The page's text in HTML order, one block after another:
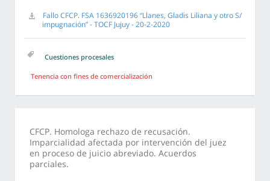
Fallo CFCP. FSA 1636920196 “Llanes, Gladis Liliana y otro S/
impugnación” - TOCF Jujuy - 20-2-2020
Cuestiones procesales
Tenencia con fines de comercialización
CFCP. Homologa rechazo de recusación.
Imparcialidad afectada por intervención del juez
en proceso de juicio abreviado. Acuerdos
parciales.